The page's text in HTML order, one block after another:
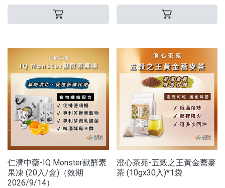
仁濟中藥-IQ Monster獸酵素
果凍 (20入/盒)（效期
2026/9/14）
澄心茶苑-五穀之王黃金蕎麥
茶 (10gx30入)*1袋